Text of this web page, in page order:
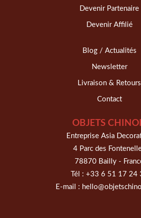
Devenir Partenaire
Devenir Affilié
Blog / Actualités
Newsletter
Livraison & Retours
Contact
OBJETS
Entreprise Asia
4 Parc des
78870 Bailly -
Tél : +33 6 51 17 24
E-mail :